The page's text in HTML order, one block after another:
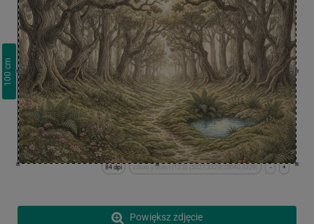
100
cm
+
-
x:0cm y:0cm | (13,0) (5027,3329) (5040,3329)
84 dpi
Powiększ zdjęcie